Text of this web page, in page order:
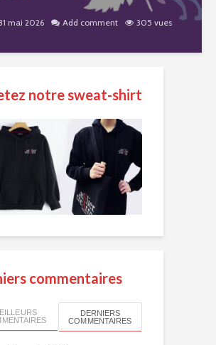
mai 2026 Add comment 305 vues
notre sweat-shirt
commentaires
DERNIERS
COMMENTAIRES